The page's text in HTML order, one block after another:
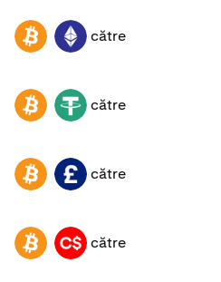
BTC ETH către
BTC USDT către
BTC GBP către
BTC CAD către